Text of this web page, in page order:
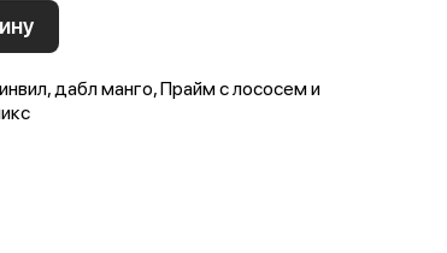
дабл манго, Прайм с лососем и